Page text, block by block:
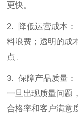
更快。
2. 降低运营成本：
料浪费；透明的成
点。
3. 保障产品质量：
一旦出现质量问题
合格率和客户满意